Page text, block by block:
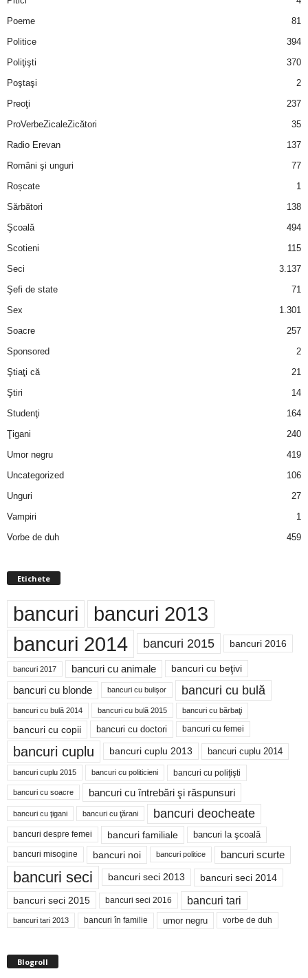
Poeme
81
Politice
394
Poliţişti
370
Poştaşi
2
Preoţi
237
ProVerbeZicaleZicători
35
Radio Erevan
137
Români şi unguri
77
Roșcate
1
Sărbători
138
Şcoală
494
Scotieni
115
Seci
3.137
Şefi de state
71
Sex
1.301
Soacre
257
Sponsored
2
Ştiaţi că
21
Ştiri
14
Studenţi
164
Ţigani
240
Umor negru
419
Uncategorized
106
Unguri
27
Vampiri
1
Vorbe de duh
459
Etichete
bancuri bancuri 2013
bancuri 2014 bancuri 2015 bancuri 2016
bancuri 2017 bancuri cu animale bancuri cu beţivi
bancuri cu blonde bancuri cu bulişor bancuri cu bulă
bancuri cu bulă 2014 bancuri cu bulă 2015 bancuri cu bărbaţi
bancuri cu copii bancuri cu doctori bancuri cu femei
bancuri cuplu bancuri cuplu 2013 bancuri cuplu 2014
bancuri cuplu 2015 bancuri cu politicieni bancuri cu poliţişti
bancuri cu soacre bancuri cu întrebări şi răspunsuri
bancuri cu ţigani bancuri cu ţărani bancuri deocheate
bancuri despre femei bancuri familiale bancuri la şcoală
bancuri misogine bancuri noi bancuri politice bancuri scurte
bancuri seci bancuri seci 2013 bancuri seci 2014
bancuri seci 2015 bancuri seci 2016 bancuri tari
bancuri tari 2013 bancuri în familie umor negru vorbe de duh
Blogroll